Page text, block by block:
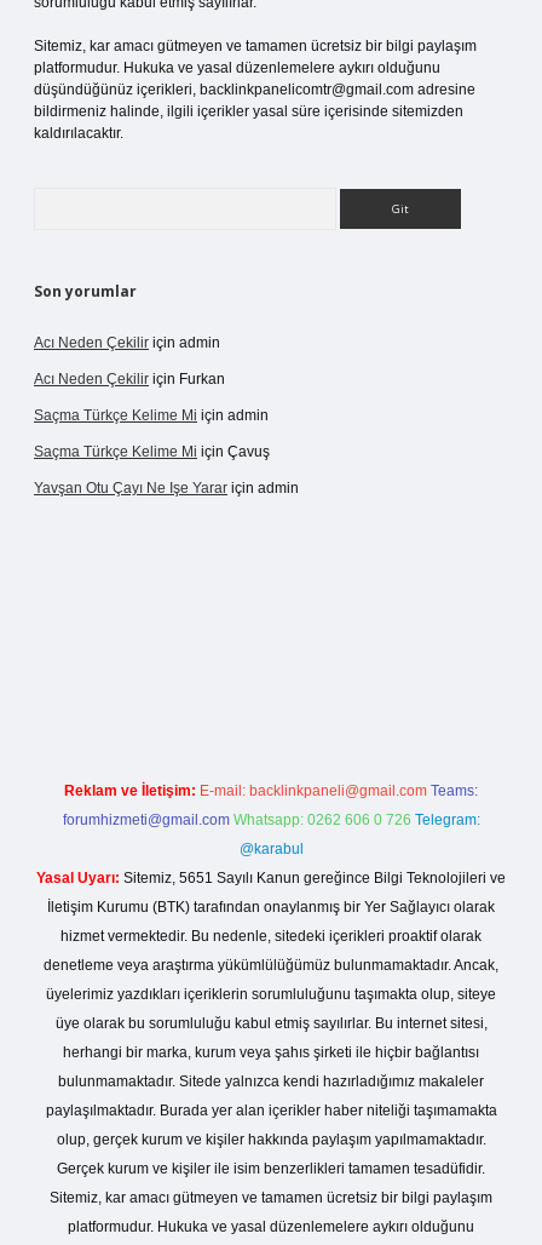
Sitemiz, kar amacı gütmeyen ve tamamen ücretsiz bir bilgi paylaşım
platformudur. Hukuka ve yasal düzenlemelere aykırı olduğunu
düşündüğünüz içerikleri, backlinkpanelicomtr@gmail.com adresine
bildirmeniz halinde, ilgili içerikler yasal süre içerisinde sitemizden
kaldırılacaktır.
Son yorumlar
Acı Neden Çekilir için admin
Acı Neden Çekilir için Furkan
Saçma Türkçe Kelime Mi için admin
Saçma Türkçe Kelime Mi için Çavuş
Yavşan Otu Çayı Ne Işe Yarar için admin
Reklam ve İletişim: E-mail: backlinkpaneli@gmail.com Teams:
forumhizmeti@gmail.com Whatsapp: 0262 606 0 726 Telegram:
@karabul
Yasal Uyarı: Sitemiz, 5651 Sayılı Kanun gereğince Bilgi Teknolojileri ve
İletişim Kurumu (BTK) tarafından onaylanmış bir Yer Sağlayıcı olarak
hizmet vermektedir. Bu nedenle, sitedeki içerikleri proaktif olarak
denetleme veya araştırma yükümlülüğümüz bulunmamaktadır. Ancak,
üyelerimiz yazdıkları içeriklerin sorumluluğunu taşımakta olup, siteye
üye olarak bu sorumluluğu kabul etmiş sayılırlar. Bu internet sitesi,
herhangi bir marka, kurum veya şahıs şirketi ile hiçbir bağlantısı
bulunmamaktadır. Sitede yalnızca kendi hazırladığımız makaleler
paylaşılmaktadır. Burada yer alan içerikler haber niteliği taşımamakta
olup, gerçek kurum ve kişiler hakkında paylaşım yapılmamaktadır.
Gerçek kurum ve kişiler ile isim benzerlikleri tamamen tesadüfidir.
Sitemiz, kar amacı gütmeyen ve tamamen ücretsiz bir bilgi paylaşım
platformudur. Hukuka ve yasal düzenlemelere aykırı olduğunu